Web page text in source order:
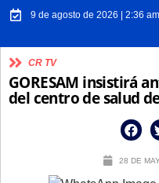
9 de agosto de 2026 | 2:36 am
CR TV
GORESAM insistirá
del centro de salud
28 DE